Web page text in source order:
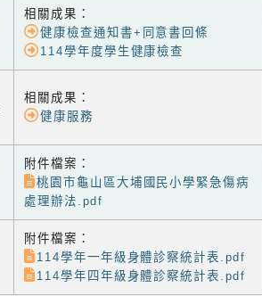
相關成果：
健康檢查通知書+同意書回條
114學年度學生健康檢查
相關成果：
健康服務
附件檔案：
桃園市龜山區大埔國民小學緊急傷病
處理辦法.pdf
附件檔案：
114學年一年級身體診察統計表.pdf
114學年四年級身體診察統計表.pdf